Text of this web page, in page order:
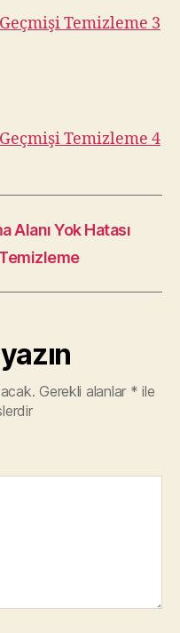
Alanı Yok Hatası
Gerekli alanlar * ile